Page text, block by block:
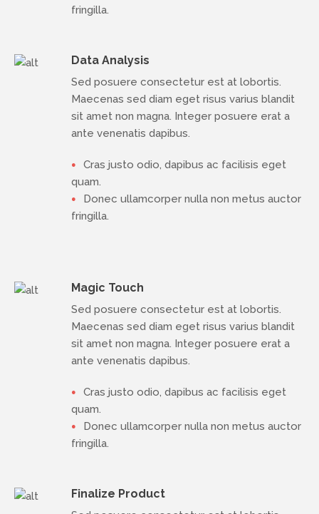
fringilla.
Data Analysis
Sed posuere consectetur est at lobortis.
Maecenas sed diam eget risus varius blandit
sit amet non magna. Integer posuere erat a
ante venenatis dapibus.
Cras justo odio, dapibus ac facilisis eget
quam.
Donec ullamcorper nulla non metus auctor
fringilla.
Magic Touch
Sed posuere consectetur est at lobortis.
Maecenas sed diam eget risus varius blandit
sit amet non magna. Integer posuere erat a
ante venenatis dapibus.
Cras justo odio, dapibus ac facilisis eget
quam.
Donec ullamcorper nulla non metus auctor
fringilla.
Finalize Product